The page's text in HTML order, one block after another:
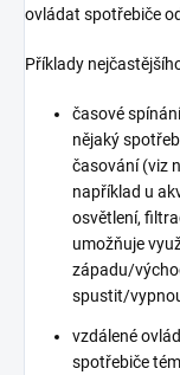
ovládat spotřebiče
Příklady
časové
nějaký
časování (viz
například u
osvětlení,
umožňuje
západu/
spustit/
vzdálené
spotřebiče